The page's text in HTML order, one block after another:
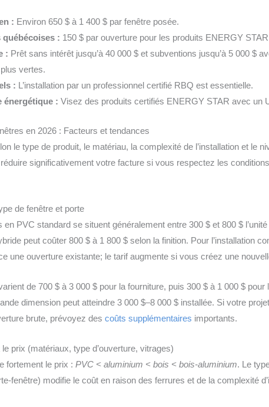
: Environ 650 $ à 1 400 $ par fenêtre posée.
: 150 $ par ouverture pour les produits ENERGY
: Prêt sans intérêt jusqu’à 40 000 $ et subventions jusqu’à 5 000 $
vertes.
: L’installation par un professionnel certifié RBQ est essentielle.
énergétique : Visez des produits certifiés ENERGY STAR avec un
en 2026 : Facteurs et tendances
le type de produit, le matériau, la complexité de l’installation et le
significativement votre facture si vous respectez les conditions
de fenêtre et porte
PVC standard se situent généralement entre 300 $ et 800 $
peut coûter 800 $ à 1 800 $ selon la finition. Pour l’installation
une ouverture existante; le tarif augmente si vous créez une
de 700 $ à 3 000 $ pour la fourniture, puis 300 $ à 1 000 $
dimension peut atteindre 3 000 $–8 000 $ installée. Si votre
brute, prévoyez descoûts supplémentaires importants.
prix (matériaux, type d’ouverture, vitrages)
fortement le prix :PVC < aluminium < bois < bois-aluminium. Le
fenêtre) modifie le coût en raison des ferrures et de la complexité